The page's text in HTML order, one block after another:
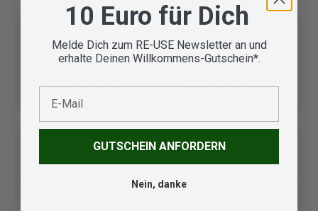
Vom Outdoor Spezialisten
Kostenlose Lieferung ab 100
14 Tage Rückgaberecht und
10 Euro für Dich
Melde Dich zum RE-USE Newsletter an und
erhalte Deinen Willkommens-Gutschein*.
GUTSCHEIN ANFORDERN
Nein, danke